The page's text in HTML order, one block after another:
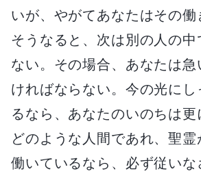
いが、やがてあなたはその働
そうなると、次は別の人の
ない。その場合、あなたは
ければならない。今の光に
るなら、あなたのいのちは更
どのような人間であれ、聖
働いているなら、必ず従い